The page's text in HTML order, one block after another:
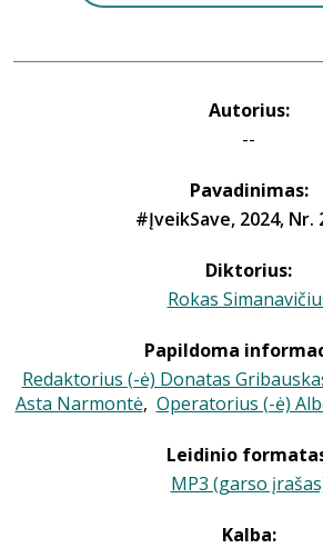
Autorius:
--
Pavadinimas:
#ĮveikSave, 2024, Nr.
Diktorius:
Rokas
Papildoma
Redaktorius (-ė) Donatas
Asta Narmontė, Operatorius (-ė)
Leidinio
MP3 (garso
Kalba: